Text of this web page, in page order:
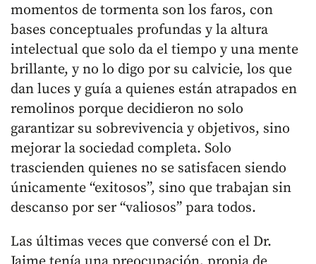
momentos de tormenta son los faros, con
bases conceptuales profundas y la altura
intelectual que solo da el tiempo y una mente
brillante, y no lo digo por su calvicie, los que
dan luces y guía a quienes están atrapados en
remolinos porque decidieron no solo
garantizar su sobrevivencia y objetivos, sino
mejorar la sociedad completa. Solo
trascienden quienes no se satisfacen siendo
únicamente “exitosos”, sino que trabajan sin
descanso por ser “valiosos” para todos.
Las últimas veces que conversé con el Dr.